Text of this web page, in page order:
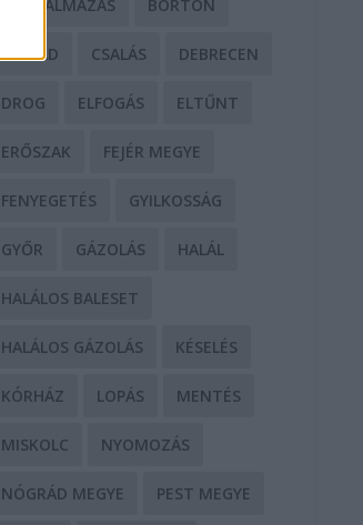
BÁNTALMAZÁS BÖRTÖN
CSALÁD CSALÁS DEBRECEN
DROG ELFOGÁS ELTŰNT
ERŐSZAK FEJÉR MEGYE
FENYEGETÉS GYILKOSSÁG
GYŐR GÁZOLÁS HALÁL
HALÁLOS BALESET
HALÁLOS GÁZOLÁS KÉSELÉS
KÓRHÁZ LOPÁS MENTÉS
MISKOLC NYOMOZÁS
NÓGRÁD MEGYE PEST MEGYE